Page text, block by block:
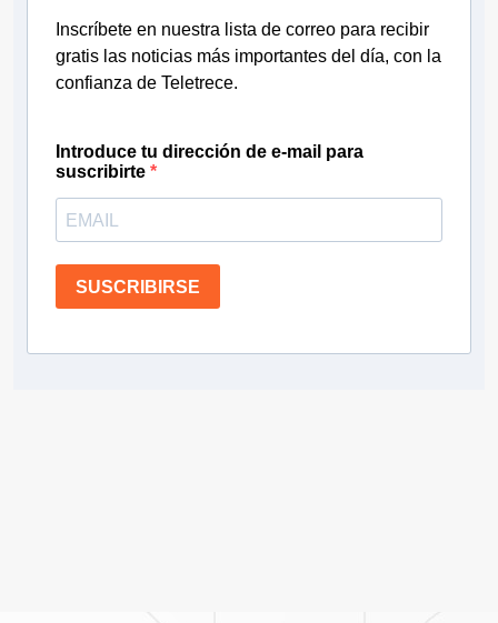
Inscríbete en nuestra lista de correo para recibir
gratis las noticias más importantes del día, con la
confianza de Teletrece.
Introduce tu dirección de e-mail para
suscribirte
SUSCRIBIRSE